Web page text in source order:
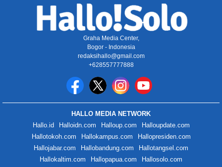
Graha Media Center,
Bogor - Indonesia
redaksihallo@gmail.com
+628557777888
HALLO MEDIA NETWORK
Hallo.id
Halloidn.com Halloup.com
Halloupdate.com
Hallotokoh.com
Hallokampus.com
Hallopresiden.com
Hallojabar.com
Hallobandung.com
Hallotangsel.com
Hallokaltim.com
Hallopapua.com Hallosolo.com